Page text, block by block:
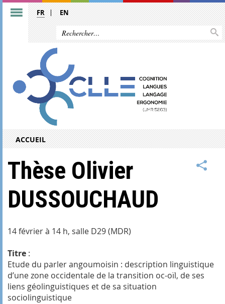
FR EN
ACCUEIL
Thèse Olivier
DUSSOUCHAUD
14 février à 14 h, salle D29 (MDR)
Titre :
Etude du parler angoumoisin : description linguistique
d’une zone occidentale de la transition oc-oïl, de ses
liens géolinguistiques et de sa situation
sociolinguistique